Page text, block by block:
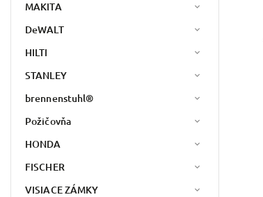
MAKITA
DeWALT
HILTI
STANLEY
brennenstuhl®
Požičovňa
HONDA
FISCHER
VISIACE ZÁMKY